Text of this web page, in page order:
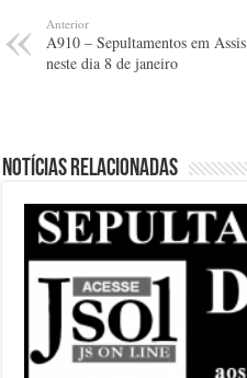
Anterior
A910 – Sepultamentos em Assis
neste dia 8 de janeiro
Notícias relacionadas